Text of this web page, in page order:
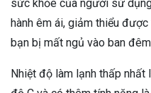
sức khỏe của người sử
hành êm ái, giảm thiểu
bạn bị mất ngủ vào ban
Nhiệt độ làm lạnh thấp nhất